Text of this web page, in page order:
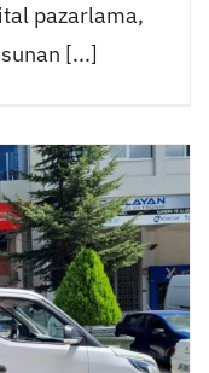
pazarlama,
[...]